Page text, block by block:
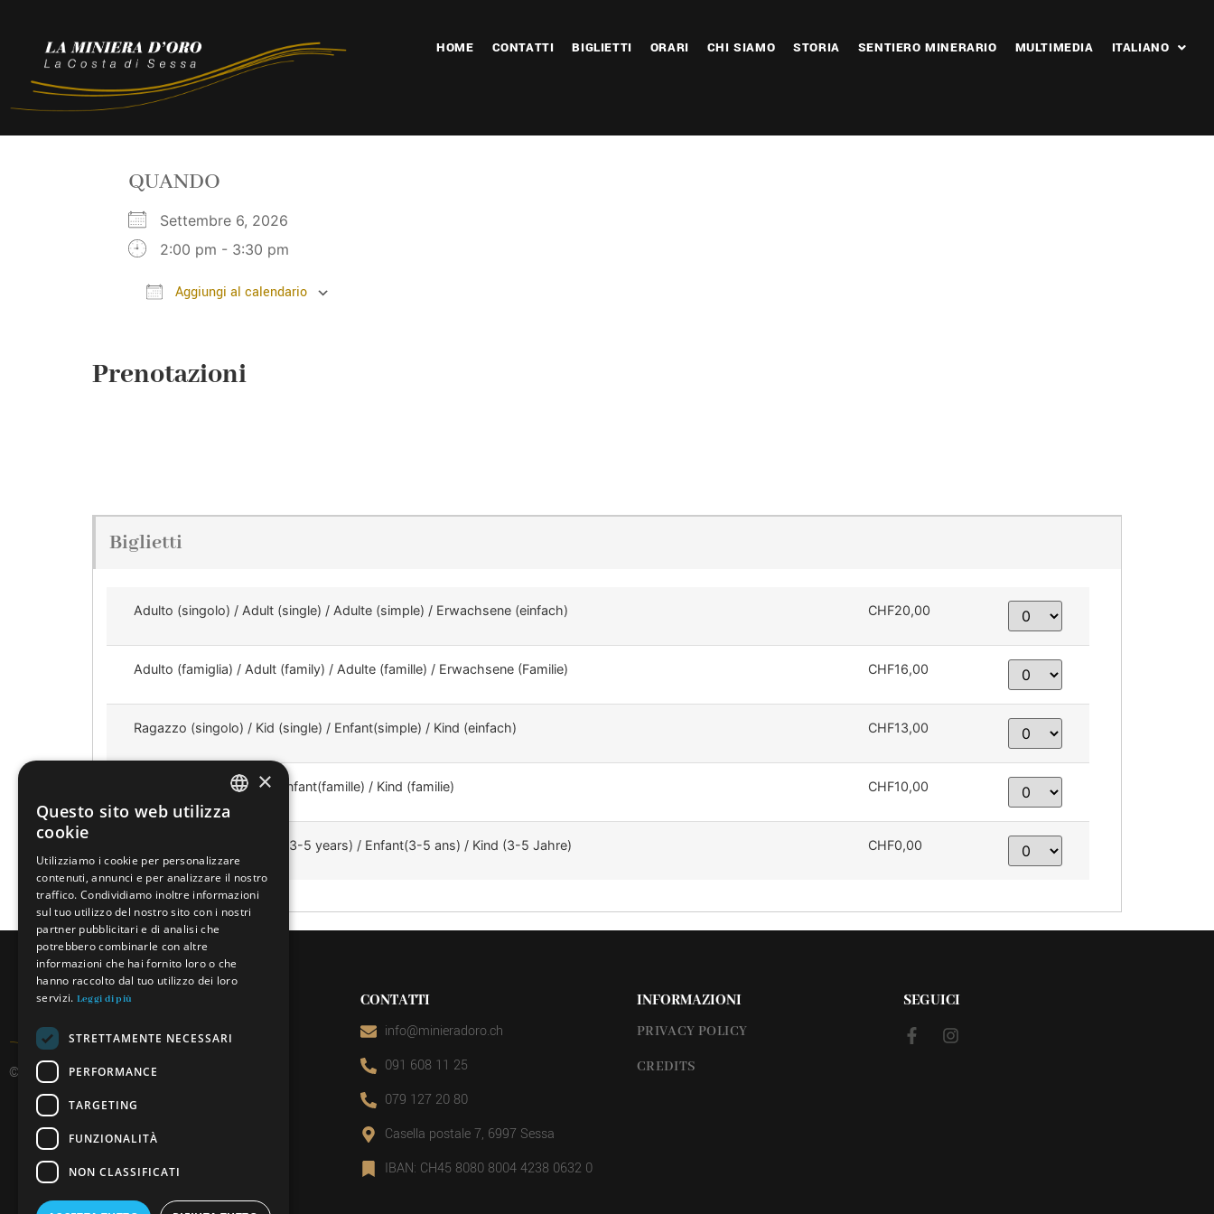
HOME CONTATTI BIGLIETTI ORARI CHI SIAMO STORIA SENTIERO MINERARIO MULTIMEDIA ITALIANO
QUANDO
Settembre 6, 2026
2:00 pm - 3:30 pm
Aggiungi al calendario
Prenotazioni
Biglietti
Adulto (singolo) / Adult (single) / Adulte (simple) / Erwachsene (einfach) CHF20,00
Adulto (famiglia) / Adult (family) / Adulte (famille) / Erwachsene (Familie) CHF16,00
Ragazzo (singolo) / Kid (single) / Enfant(simple) / Kind (einfach) CHF13,00
Ragazzo / Kid (family) / Enfant(famille) / Kind (familie) CHF10,00
Bambino (3-5 anni) / Kid (3-5 years) / Enfant(3-5 ans) / Kind (3-5 Jahre) CHF0,00
© 2026 Miniera d’oro di Sessa
CONTATTI
info@minieradoro.ch
091 608 11 25
079 127 20 80
Casella postale 7, 6997 Sessa
IBAN: CH45 8080 8004 4238 0632 0
INFORMAZIONI
PRIVACY POLICY
CREDITS
SEGUICI
GERMAN
ENGLISH
×
Questo sito web utilizza
cookie
Utilizziamo i cookie per personalizzare
contenuti, annunci e per analizzare il nostro
traffico. Condividiamo inoltre informazioni
sul tuo utilizzo del nostro sito con i nostri
partner pubblicitari e di analisi che
potrebbero combinarle con altre
informazioni che hai fornito loro o che
hanno raccolto dal tuo utilizzo dei loro
servizi. Leggi di più
STRETTAMENTE NECESSARI
PERFORMANCE
TARGETING
FUNZIONALITÀ
NON CLASSIFICATI